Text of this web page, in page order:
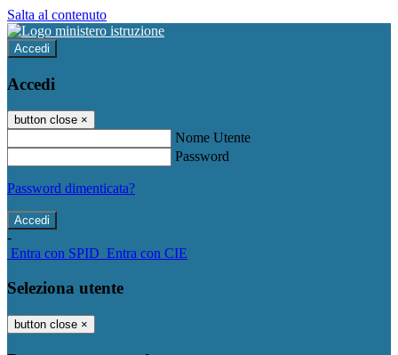
Salta al contenuto
Accedi
Accedi
button close ×
Nome Utente
Password
Password dimenticata?
-
Entra con SPID Entra con CIE
Seleziona utente
button close ×